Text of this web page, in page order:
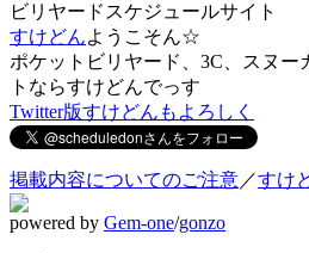
ビリヤードスケジュールサイト
すけどんようこそん☆
ポケットビリヤード、3C、スヌー
トならすけどんでっす
Twitter版すけどんもよろしく
掲載内容についてのご注意／すけ
powered by Gem-one/gonzo